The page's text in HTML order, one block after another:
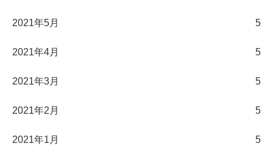
2021年5月 5
2021年4月 5
2021年3月 5
2021年2月 5
2021年1月 5